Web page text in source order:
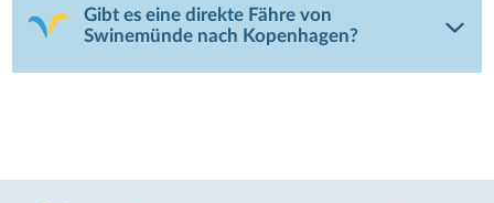
Gibt es eine direkte Fähre von
Swinemünde nach Kopenhagen?